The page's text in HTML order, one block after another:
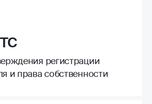
регистрации
и права собственности